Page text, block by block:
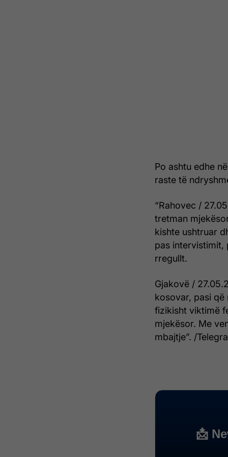
Po ashtu edhe
raste të
“Rahovec /
tretman
kishte ushtruar
pas intervistimit,
rregullt.
Gjakovë /
kosovar, pasi që
fizikisht viktimë
mjekësor. Me
mbajtje”. /